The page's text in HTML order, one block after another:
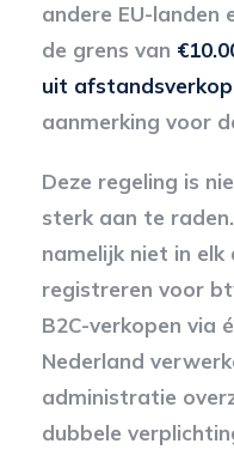
andere EU-landen
de grens van
uit
aanmerking voor
Deze regeling is
sterk aan te
namelijk niet in
registreren voor
B2C-verkopen via
Nederland
administratie
dubbele